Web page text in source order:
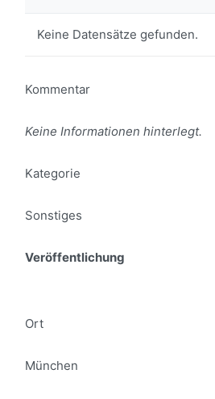
Keine Datensätze gefunden.
Kommentar
Keine Informationen hinterlegt.
Kategorie
Sonstiges
Veröffentlichung
Ort
München